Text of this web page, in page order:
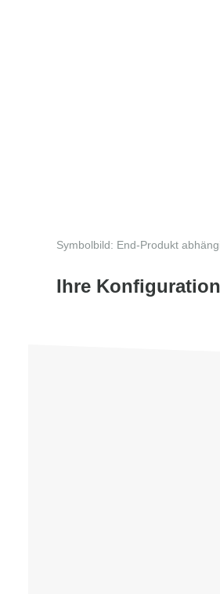
Symbolbild: End-Produkt
Ihre Konfiguration